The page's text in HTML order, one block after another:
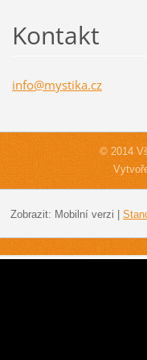
Kontakt
info@mystika.cz
© 2014
Zobrazit: Mobilní verzi |